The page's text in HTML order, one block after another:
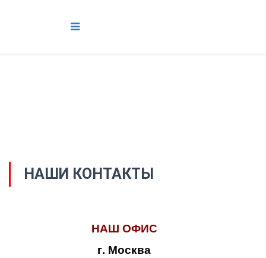
НАШИ КОНТАКТЫ
НАШ ОФИС
г. Москва